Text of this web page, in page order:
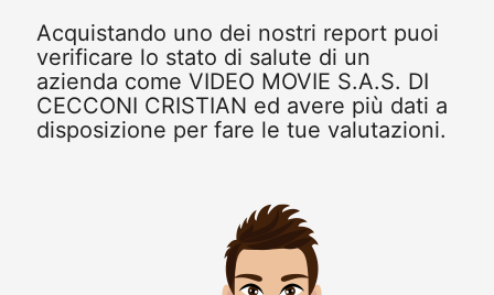
Acquistando uno dei nostri report puoi
verificare lo stato di salute di un
azienda come VIDEO MOVIE S.A.S. DI
CECCONI CRISTIAN ed avere più dati a
disposizione per fare le tue valutazioni.